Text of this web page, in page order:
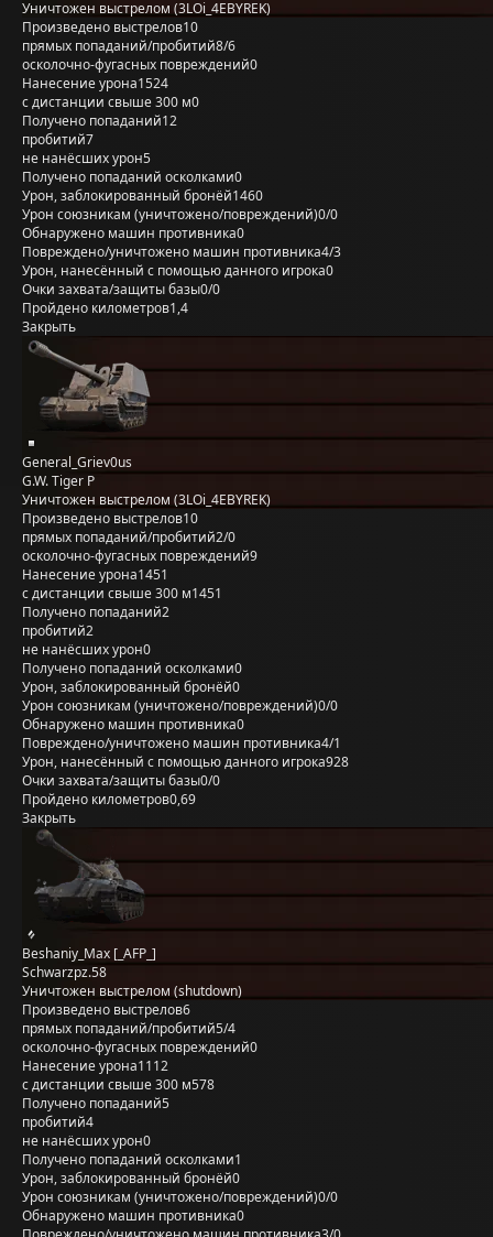
Уничтожен выстрелом (3LOi_4EBYREK)
Произведено выстрелов10
прямых попаданий/пробитий8/6
осколочно-фугасных повреждений0
Нанесение урона1524
с дистанции свыше 300 м0
Получено попаданий12
пробитий7
не нанёсших урон5
Получено попаданий осколками0
Урон, заблокированный бронёй1460
Урон союзникам (уничтожено/повреждений)0/0
Обнаружено машин противника0
Повреждено/уничтожено машин противника4/3
Урон, нанесённый с помощью данного игрока0
Очки захвата/защиты базы0/0
Пройдено километров1,4
Закрыть
General_Griev0us
G.W. Tiger P
Уничтожен выстрелом (3LOi_4EBYREK)
Произведено выстрелов10
прямых попаданий/пробитий2/0
осколочно-фугасных повреждений9
Нанесение урона1451
с дистанции свыше 300 м1451
Получено попаданий2
пробитий2
не нанёсших урон0
Получено попаданий осколками0
Урон, заблокированный бронёй0
Урон союзникам (уничтожено/повреждений)0/0
Обнаружено машин противника0
Повреждено/уничтожено машин противника4/1
Урон, нанесённый с помощью данного игрока928
Очки захвата/защиты базы0/0
Пройдено километров0,69
Закрыть
Beshaniy_Max [_AFP_]
Schwarzpz.58
Уничтожен выстрелом (shutdown)
Произведено выстрелов6
прямых попаданий/пробитий5/4
осколочно-фугасных повреждений0
Нанесение урона1112
с дистанции свыше 300 м578
Получено попаданий5
пробитий4
не нанёсших урон0
Получено попаданий осколками1
Урон, заблокированный бронёй0
Урон союзникам (уничтожено/повреждений)0/0
Обнаружено машин противника0